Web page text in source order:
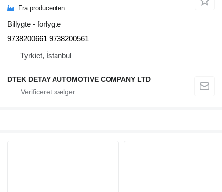
Fra producenten
Billygte - forlygte
9738200661 9738200561
Tyrkiet, İstanbul
DTEK DETAY AUTOMOTIVE COMPANY LTD